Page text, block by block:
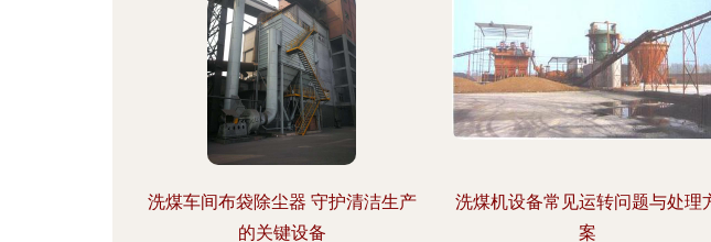
洗煤车间布袋除尘器 守护清洁生产
的关键设备
洗煤机设备常见运转问题与处理
案